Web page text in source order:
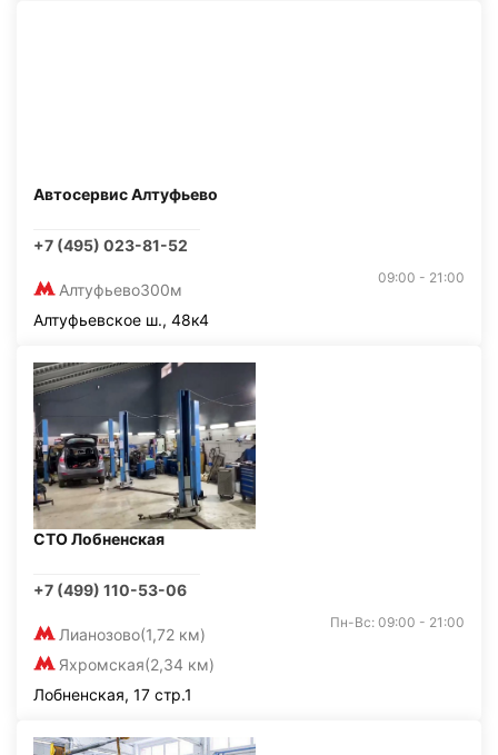
Автосервис Алтуфьево
+7 (495) 023-81-52
Алтуфьево300м
09:00 - 21:00
Алтуфьевское ш., 48к4
СТО Лобненская
+7 (499) 110-53-06
Лианозово(1,72 км)
Яхромская(2,34 км)
Пн-Вс: 09:00 - 21:00
Лобненская, 17 стр.1